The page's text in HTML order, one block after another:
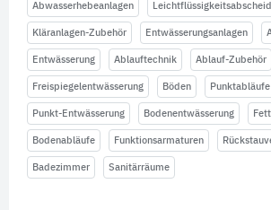
Abwasserhebeanlagen
Kläranlagen-Zubehör Entwässerungsanlagen
Entwässerung Ablauftechnik Ablauf-Zubehör
Freispiegelentwässerung Böden Punktabläufe
Punkt-Entwässerung Bodenentwässerung
Bodenabläufe Funktionsarmaturen
Badezimmer Sanitärräume